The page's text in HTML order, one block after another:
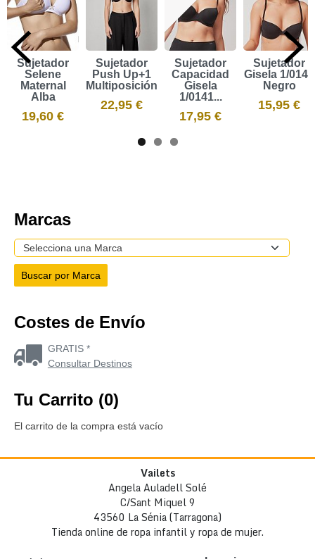
Sujetador
Selene
Maternal
Alba
19,60 €
Sujetador
Push Up+1
Multiposición...
22,95 €
Sujetador
Capacidad
Gisela
1/0141...
17,95 €
Sujetador
Gisela 1/0140
Negro
15,95 €
Marcas
Costes de Envío
GRATIS *
Consultar Destinos
Tu Carrito (0)
El carrito de la compra está vacío
Vailets
Angela Auladell Solé
C/Sant Miquel 9
43560 La Sénia (Tarragona)
Tienda online de ropa infantil y ropa de mujer.